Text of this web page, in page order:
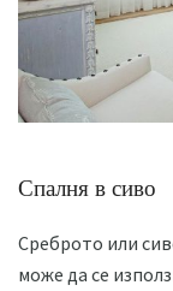
Спалня в сиво
Среброто или
може да се